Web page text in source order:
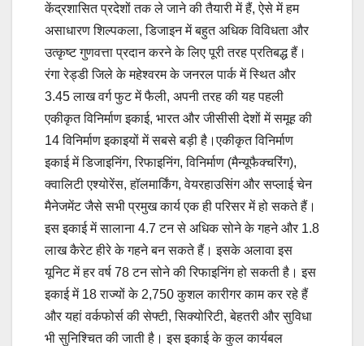
केंद्रशासित प्रदेशों तक ले जाने की तैयारी में हैं, ऐसे में हम
असाधारण शिल्पकला, डिजाइन में बहुत अधिक विविधता और
उत्कृष्ट गुणवत्ता प्रदान करने के लिए पूरी तरह प्रतिबद्ध हैं।
रंगा रेड्डी जिले के महेश्वरम के जनरल पार्क में स्थित और
3.45 लाख वर्ग फुट में फैली, अपनी तरह की यह पहली
एकीकृत विनिर्माण इकाई, भारत और जीसीसी देशों में समूह की
14 विनिर्माण इकाइयों में सबसे बड़ी है।एकीकृत विनिर्माण
इकाई में डिजाइनिंग, रिफाइनिंग, विनिर्माण (मैन्यूफैक्चरिंग),
क्वालिटी एश्योरेंस, हॉलमार्किंग, वेयरहाउसिंग और सप्लाई चेन
मैनेजमेंट जैसे सभी प्रमुख कार्य एक ही परिसर में हो सकते हैं।
इस इकाई में सालाना 4.7 टन से अधिक सोने के गहने और 1.8
लाख कैरेट हीरे के गहने बन सकते हैं। इसके अलावा इस
यूनिट में हर वर्ष 78 टन सोने की रिफाइनिंग हो सकती है। इस
इकाई में 18 राज्यों के 2,750 कुशल कारीगर काम कर रहे हैं
और यहां वर्कफोर्स की सेफ्टी, सिक्योरिटी, बेहतरी और सुविधा
भी सुनिश्चित की जाती है। इस इकाई के कुल कार्यबल